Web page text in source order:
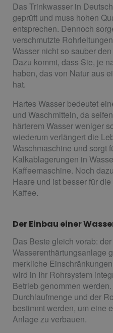
Das Trinkwasser in
geprüft und muss hohen
entsprechen. Dennoch
verschmutzte
Wasser nicht so sauber
Dazu kommt, dass Sie, je
haben, das von Natur aus
hat.
Hartes Wasser bedeutet
und Waschmitteln, da
härterem Wasser weniger
wiederum verlängert die
Waschmaschine und sorgt
Kalkablagerungen in
Kaffeemaschine. Noch
Haare und ist besser für
Kaffee.
Der Einbau einer
Das Beste gleich vorab:
Wasserenthärtungsanlage
merkliche
wird in Ihr Rohrsystem
Betrieb genommen
Durchlaufmenge und der
bestimmt werden, um eine
Anlage zu verbauen.